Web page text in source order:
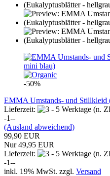
-50%
EMMA Umstands- und
Lieferzeit:
-1--
(Ausland abweichend)
99,90 EUR
Nur 49,95 EUR
Lieferzeit:
-1--
inkl. 19% MwSt. zzgl. Versand